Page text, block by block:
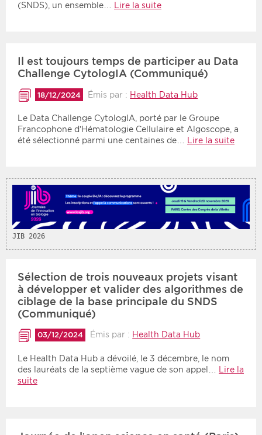
(SNDS), un ensemble…
Lire la suite
Il est toujours temps de participer au Data
Challenge CytologIA (Communiqué)
18/12/2024 Émis par : Health Data Hub
Le Data Challenge CytologIA, porté par le Groupe
Francophone d’Hématologie Cellulaire et Algoscope, a
été sélectionné parmi une centaines de… Lire la suite
JIB 2026
Sélection de trois nouveaux projets visant
à développer et valider des algorithmes de
ciblage de la base principale du SNDS
(Communiqué)
03/12/2024 Émis par : Health Data Hub
Le Health Data Hub a dévoilé, le 3 décembre, le nom
des lauréats de la septième vague de son appel…
Lire la
suite